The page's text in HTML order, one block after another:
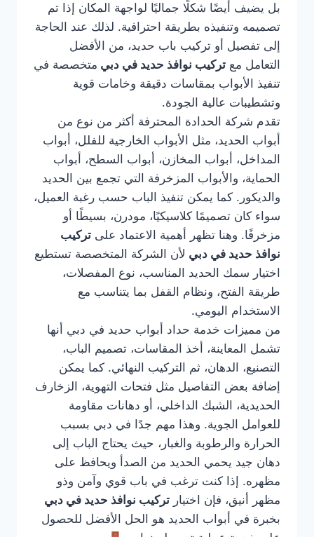
بل يضيف أيضًا شكلًا جماليًا لواجهة المكان إذا تم
تصميمه وتنفيذه بطريقة احترافية. لذلك عند الحاجة
إلى تفصيل أو تركيب باب حديد، من الأفضل
التعامل مع تركيب نوافذ حديد في دبي متخصصة في
تنفيذ الأبواب بمقاسات دقيقة وخامات قوية
وتشطيبات عالية الجودة.
تقدم شركة الحدادة المحترفة أكثر من نوع من
أبواب الحديد، مثل الأبواب الخارجية للفلل، أبواب
المداخل، أبواب المخازن، أبواب السطح، أبواب
الحماية، والأبواب المزخرفة التي تجمع بين الحديد
والديكور. كما يمكن تنفيذ الباب حسب رغبة العميل،
سواء كان تصميمًا كلاسيكيًا، مودرن، بسيطًا أو
مزخرفًا. وهنا تظهر أهمية الاعتماد على تركيب
نوافذ حديد في دبي لأن الشركة المتخصصة تستطيع
اختيار سمك الحديد المناسب، نوع المفصلات،
طريقة الفتح، ونظام القفل بما يتناسب مع
الاستخدام اليومي.
من مميزات خدمة حداد أبواب حديد في دبي أنها
تشمل المعاينة، أخذ المقاسات، تصميم الباب،
التصنيع، الدهان، ثم التركيب النهائي. كما يمكن
إضافة بعض التفاصيل مثل فتحات التهوية، الزخارف
الحديدية، الشبك الداخلي، أو دهانات مقاومة
للعوامل الجوية. وهذا مهم جدًا في دبي بسبب
الحرارة والرطوبة والغبار، حيث يحتاج الباب إلى
دهان جيد يحمي الحديد من الصدأ ويحافظ على
مظهره. إذا كنت ترغب في باب قوي وآمن وذو
مظهر أنيق، فإن اختيار تركيب نوافذ حديد في دبي
بخبرة في أبواب الحديد هو الحل الأفضل للحصول